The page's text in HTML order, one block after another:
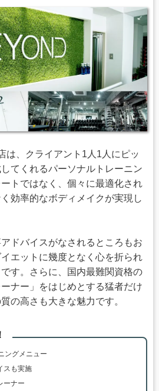
は、クライアント1人1人にピッ
てくれるパーソナルトレーニン
トではなく、個々に最適化され
効率的なボディメイクが実現し
ドバイスがなされるところもお
エットに幾度となく心を折られ
す。さらに、国内最難関資格の
ーナー」をはじめとする猛者だけ
の高さも大きな魅力です。
ングメニュー
スも実施
ーナー